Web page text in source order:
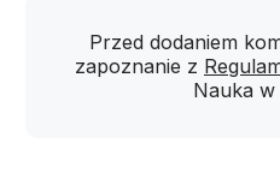
Przed dodaniem
zapoznanie z
Nauka w